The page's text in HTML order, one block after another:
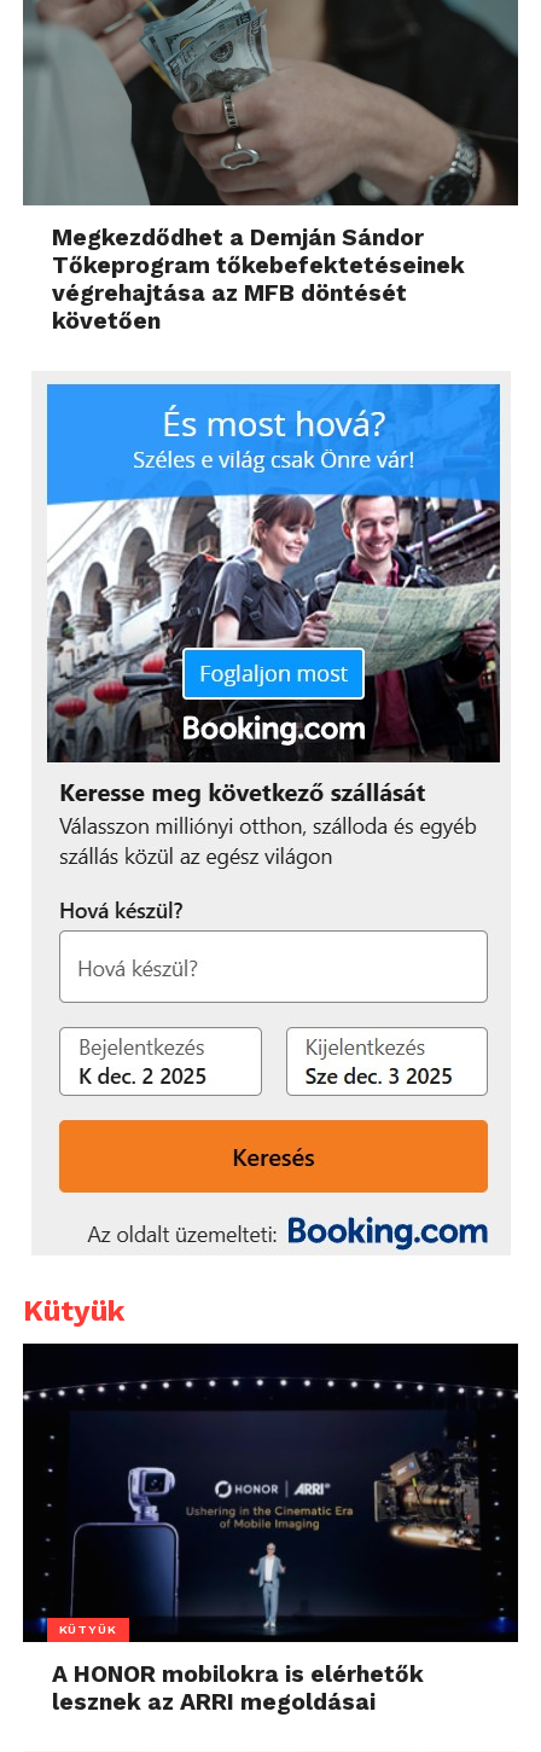
Megkezdődhet a Demján Sándor
Tőkeprogram tőkebefektetéseinek
végrehajtása az MFB döntését
követően
Kütyük
KÜTYÜK
A HONOR mobilokra is elérhetők
lesznek az ARRI megoldásai